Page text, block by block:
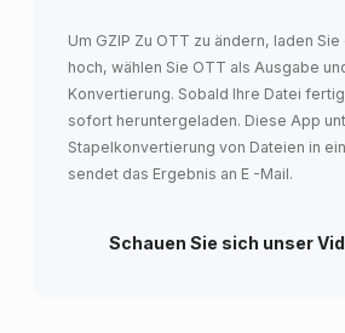
Um GZIP Zu OTT zu ändern, laden
hoch, wählen Sie OTT als Ausgabe
Konvertierung. Sobald Ihre Datei
sofort heruntergeladen. Diese App
Stapelkonvertierung von Dateien in
sendet das Ergebnis an E -Mail.
Schauen Sie sich unser